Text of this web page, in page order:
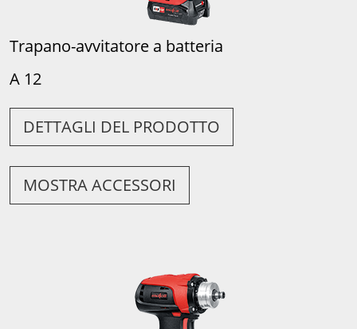
Trapano-avvitatore a batteria
A 12
DETTAGLI DEL PRODOTTO
MOSTRA ACCESSORI